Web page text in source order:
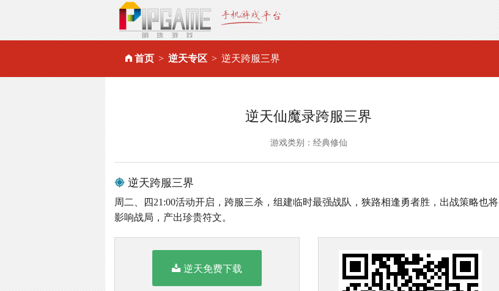
首页 逆天专区 逆天跨服三界
逆天仙魔录跨服三界
游戏类别：经典修仙
逆天跨服三界
周二、四21:00活动开启，跨服三杀，组建临时最强战队，狭路相逢勇者胜，出战策略也将
影响战局，产出珍贵符文。
逆天免费下载